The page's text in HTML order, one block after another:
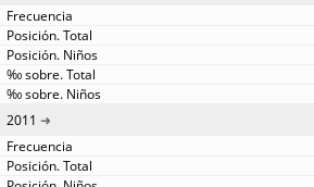
2011